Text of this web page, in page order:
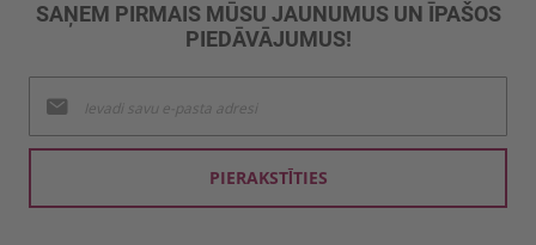
SAŅEM PIRMAIS MŪSU JAUNUMUS UN ĪPAŠOS
PIEDĀVĀJUMUS!
jaunumu
saņemšanai:
PIERAKSTĪTIES